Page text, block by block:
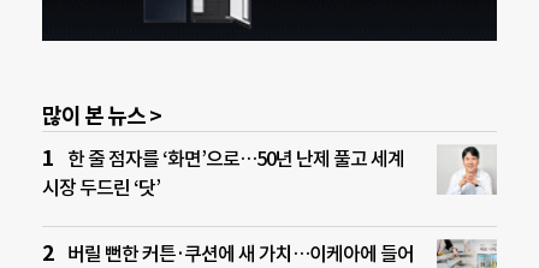
많이 본 뉴스 >
한 줄 점자를 ‘화면’으로…50년 난제 풀고 세계
시장 두드린 ‘닷’
버릴 뻔한 커튼·쿠션에 새 가치…이케아에 들어